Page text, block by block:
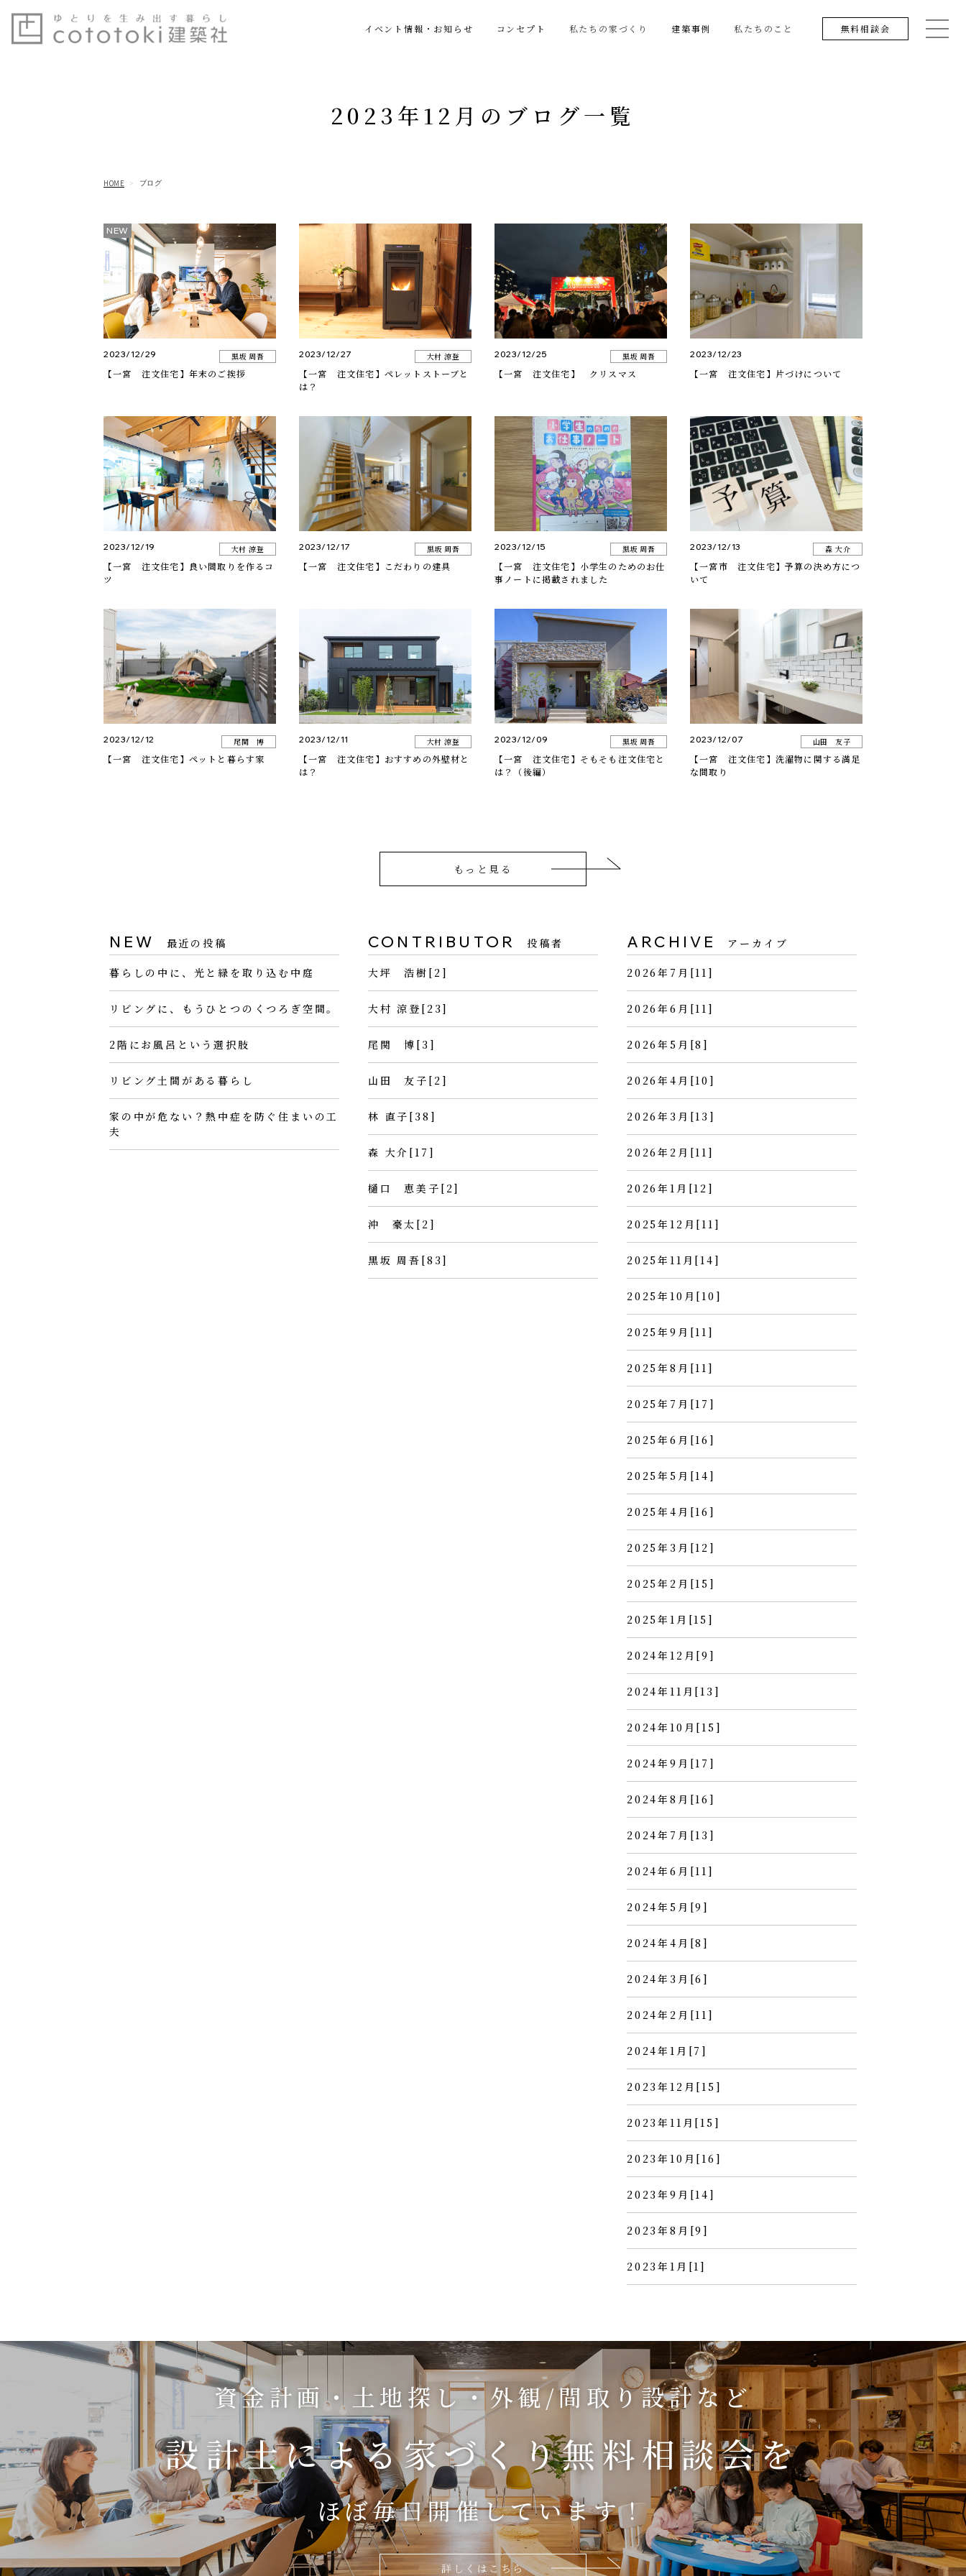
イベント情報・お知らせ コンセプト 私たちの家づくり 建築事例 私たちのこと 無料相談会
2023年12月のブログ一覧
HOME ブログ
2023/12/29
【一宮 注文住宅】年末のご挨拶
黒坂 周吾 2023/12/27
【一宮 注文住宅】ペレットストーブと
は？
大村 涼登 2023/12/25
【一宮 注文住宅】 クリスマス
黒坂 周吾 2023/12/23
【一宮 注文住宅】片づけについて
2023/12/19
【一宮 注文住宅】良い間取りを作るコ
ツ
大村 涼登 2023/12/17
【一宮 注文住宅】こだわりの建具
黒坂 周吾 2023/12/15
【一宮 注文住宅】小学生のためのお仕
事ノートに掲載されました
黒坂 周吾 2023/12/13
【一宮市 注文住宅】予算の決め方につ
いて
森 大介
2023/12/12
【一宮 注文住宅】ペットと暮らす家
尾関 博 2023/12/11
【一宮 注文住宅】おすすめの外壁材と
は？
大村 涼登 2023/12/09
【一宮 注文住宅】そもそも注文住宅と
は？（後編）
黒坂 周吾 2023/12/07
【一宮 注文住宅】洗濯物に関する満足
な間取り
山田 友子
もっと見る
NEW 最近の投稿
暮らしの中に、光と緑を取り込む中庭
リビングに、もうひとつのくつろぎ空間。
2階にお風呂という選択肢
リビング土間がある暮らし
家の中が危ない？熱中症を防ぐ住まいの工
夫
CONTRIBUTOR 投稿者
大坪 浩樹[2]
大村 涼登[23]
尾関 博[3]
山田 友子[2]
林 直子[38]
森 大介[17]
樋口 恵美子[2]
沖 豪太[2]
黒坂 周吾[83]
ARCHIVE アーカイブ
2026年7月[11]
2026年6月[11]
2026年5月[8]
2026年4月[10]
2026年3月[13]
2026年2月[11]
2026年1月[12]
2025年12月[11]
2025年11月[14]
2025年10月[10]
2025年9月[11]
2025年8月[11]
2025年7月[17]
2025年6月[16]
2025年5月[14]
2025年4月[16]
2025年3月[12]
2025年2月[15]
2025年1月[15]
2024年12月[9]
2024年11月[13]
2024年10月[15]
2024年9月[17]
2024年8月[16]
2024年7月[13]
2024年6月[11]
2024年5月[9]
2024年4月[8]
2024年3月[6]
2024年2月[11]
2024年1月[7]
2023年12月[15]
2023年11月[15]
2023年10月[16]
2023年9月[14]
2023年8月[9]
2023年1月[1]
資金計画・土地探し・外観/間取り設計など
設計士による家づくり無料相談会を
ほぼ毎日開催しています！
詳しくはこちら